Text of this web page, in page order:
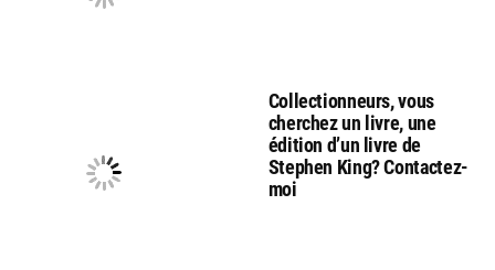
Collectionneurs, vous
cherchez un livre, une
édition d’un livre de
Stephen King? Contactez-
moi